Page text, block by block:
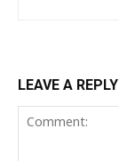
LEAVE A REPLY